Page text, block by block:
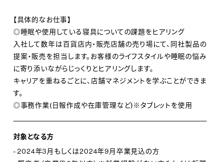
【具体的なお仕事】
◎睡眠や使用している寝具についての課題をヒアリング
入社して数年は百貨店内・販売店舗の売り場にて、同社製品の
提案・販売を担当します。お客様のライフスタイルや睡眠の悩み
に寄り添いながらじっくりとヒアリングします。
キャリアを重ねるごとに、店舗マネジメントを学ぶことができま
す。
◎事務作業(日報作成や在庫管理など)※タブレットを使用
対象となる方
- 2024年3月もしくは2024年9月卒業見込の方